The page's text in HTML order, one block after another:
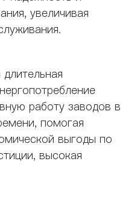
увеличивая
работу заводов в
помогая
выгоды по
высокая